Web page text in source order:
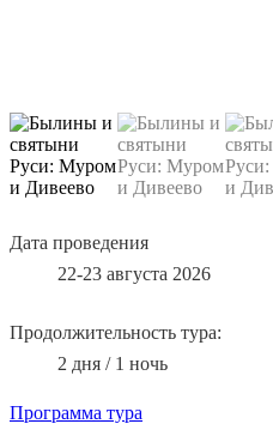
Дата проведения
22-23 августа 2026
Продолжительность тура:
2 дня / 1 ночь
Программа тура